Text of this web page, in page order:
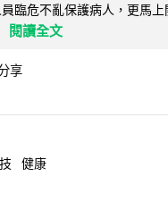
臨危不亂保護病人，更馬上
閱讀全文
享
健康